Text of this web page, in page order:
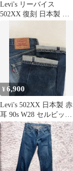
Levi's リーバイス
502XX 復刻 日本製 セ
¥6,900
Levi's 502XX 日本製 赤
耳 90s W28 セルビッジ
j22